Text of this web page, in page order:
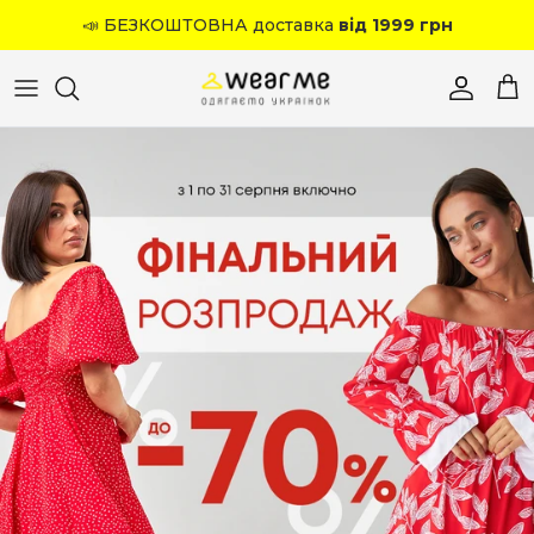
📣 БЕЗКОШТОВНА доставка від 1999 грн